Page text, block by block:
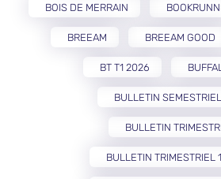
BOIS DE MERRAIN
BREEAM BREEAM GOOD
BT T1 2026
BULLETIN
BULLETIN
BULLETIN TRIMESTRIEL